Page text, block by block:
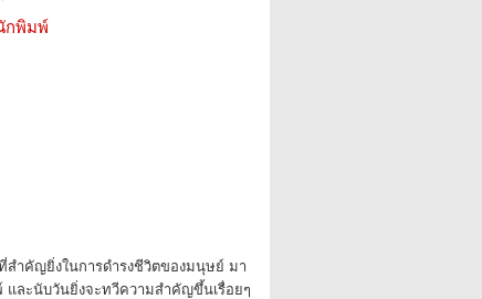
กพิมพ์
สำคัญยิ่งในการดำรงชีวิตของมนุษย์ มา
และนับวันยิ่งจะทวีความสำคัญขึ้นเรื่อยๆ